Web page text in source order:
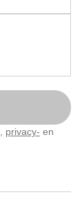
privacy- en